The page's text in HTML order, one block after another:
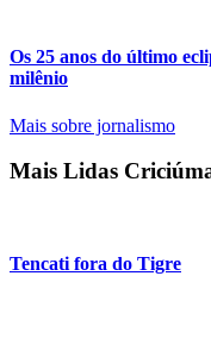
Os 25 anos do último
milênio
Mais sobre jornalismo
Mais Lidas
Tencati fora do Tigre